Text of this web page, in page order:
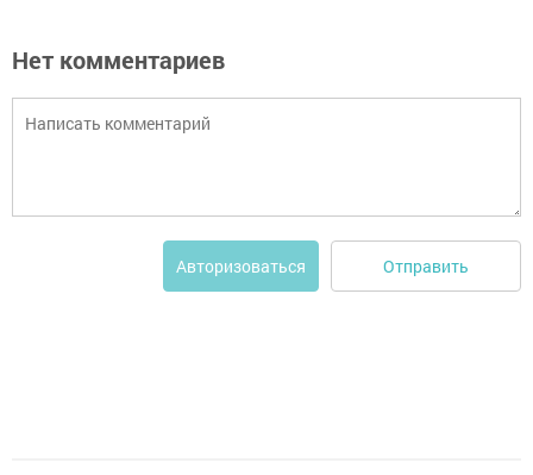
Нет комментариев
Авторизоваться Отправить